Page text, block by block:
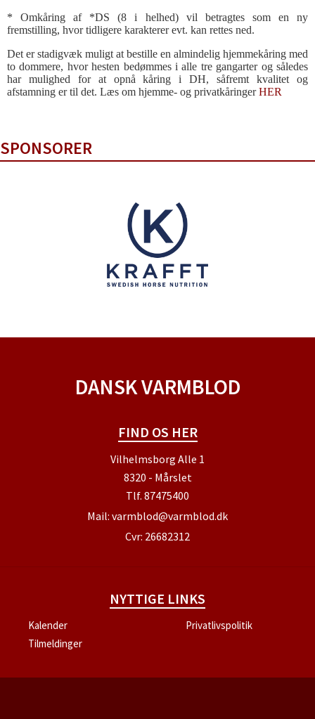
* Omkåring af *DS (8 i helhed) vil betragtes som en ny
fremstilling, hvor tidligere karakterer evt. kan rettes ned.
Det er stadigvæk muligt at bestille en almindelig hjemmekåring med
to dommere, hvor hesten bedømmes i alle tre gangarter og således
har mulighed for at opnå kåring i DH, såfremt kvalitet og
afstamning er til det. Læs om hjemme- og privatkåringerHER
SPONSORER
DANSK VARMBLOD
FIND OS HER
Vilhelmsborg Alle 1
8320 - Mårslet
Tlf. 87475400
Mail: varmblod@varmblod.dk
Cvr: 26682312
NYTTIGE LINKS
Kalender
Privatlivspolitik
Tilmeldinger